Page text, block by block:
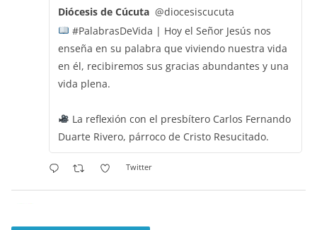
Diócesis de Cúcuta @diocesiscucuta
#PalabrasDeVida | Hoy el Señor Jesús nos
enseña en su palabra que viviendo nuestra vida
en él, recibiremos sus gracias abundantes y una
vida plena.
La reflexión con el presbítero Carlos Fernando
Duarte Rivero, párroco de Cristo Resucitado.
Twitter